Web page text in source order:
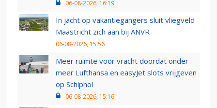
06-08-2026, 16:19
In jacht op vakantiegangers sluit vliegveld
Maastricht zich aan bij ANVR
06-08-2026, 15:56
Meer ruimte voor vracht doordat onder
meer Lufthansa en easyJet slots vrijgeven
op Schiphol
06-08-2026, 15:16